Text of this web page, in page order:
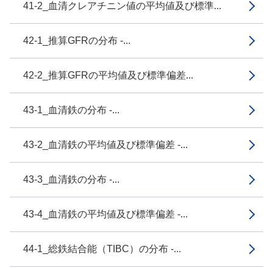
41-2_血清クレアチニン値の平均値及び標準...
42-1_推算GFRの分布 -...
42-2_推算GFRの平均値及び標準偏差...
43-1_血清鉄の分布 -...
43-2_血清鉄の平均値及び標準偏差 -...
43-3_血清鉄の分布 -...
43-4_血清鉄の平均値及び標準偏差 -...
44-1_総鉄結合能（TIBC）の分布 -...